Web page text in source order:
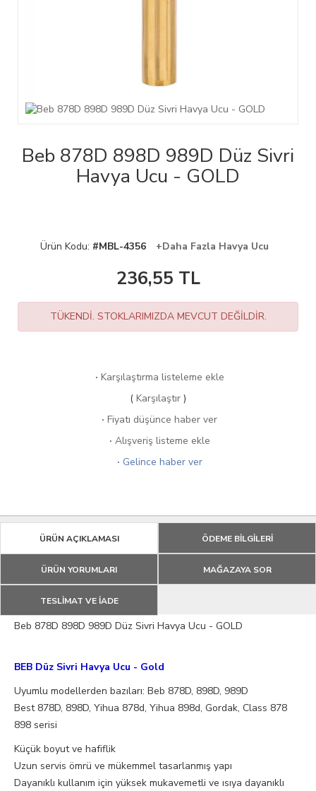
Beb 878D 898D 989D Düz Sivri
Havya Ucu - GOLD
Ürün Kodu: #MBL-4356 +Daha Fazla Havya Ucu
236,55 TL
TÜKENDİ. STOKLARIMIZDA MEVCUT DEĞİLDİR.
· Karşılaştırma listeleme ekle
( Karşılaştır )
· Fiyatı düşünce haber ver
· Alışveriş listeme ekle
· Gelince haber ver
ÜRÜN AÇIKLAMASI ÖDEME BİLGİLERİ
ÜRÜN YORUMLARI MAĞAZAYA SOR
TESLİMAT VE İADE
Beb 878D 898D 989D Düz Sivri Havya Ucu - GOLD
BEB Düz Sivri Havya Ucu - Gold
Uyumlu modellerden bazıları: Beb 878D, 898D, 989D
Best 878D, 898D, Yihua 878d, Yihua 898d, Gordak, Class 878
898 serisi
Küçük boyut ve hafiflik
Uzun servis ömrü ve mükemmel tasarlanmış yapı
Dayanıklı kullanım için yüksek mukavemetli ve ısıya dayanıklı